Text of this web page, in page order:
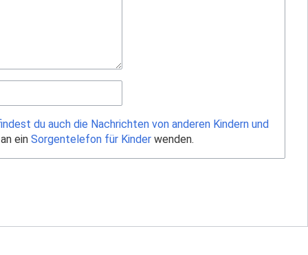
du auch die Nachrichten von anderen Kindern und
ein Sorgentelefon für Kinder wenden.